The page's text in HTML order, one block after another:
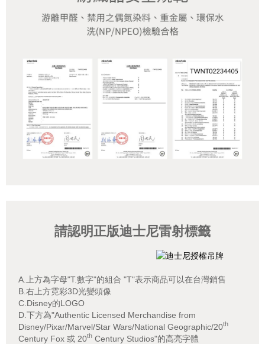
請認明正版迪士尼雷射標籤
A.上方為字母"T.數字"的組合 "T"表示商品可以在台灣銷售
B.右上方霓彩3D光變頭像
C.Disney的LOGO
D.下方為"Authentic Licensed Merchandise from
Disney/Pixar/Marvel/Star Wars/National Geographic/20th
Century Fox 或 20th Century Studios"的高亮字體